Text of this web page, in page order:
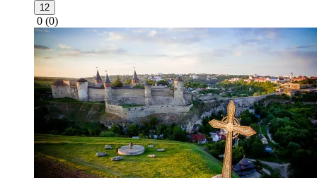
12
0 (0)